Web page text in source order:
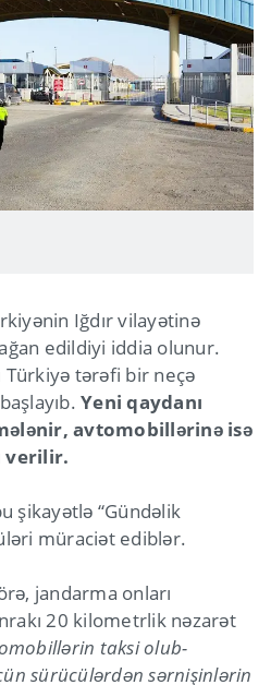
Iğdır vilayətinə
edildiyi iddia olunur.
Türkiyə tərəfi bir neçə
Yeni qaydanı
avtomobillərinə isə
verilir.
şikayətlə “Gündəlik
müraciət ediblər.
jandarma onları
20 kilometrlik nəzarət
taksi olub-
sürücülərdən sərnişinlərin